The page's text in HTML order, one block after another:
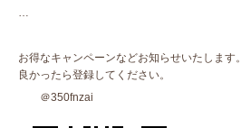
お得なキャンペーンなどお知らせいたします。
良かったら登録してください。
＠350fnzai